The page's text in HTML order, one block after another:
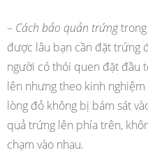
– Cách bảo quản trứngtrong
được lâu bạn cần đặt trứng
người có thói quen đặt đầu
lên nhưng theo kinh
lòng đỏ không bị bám sát
quả trứng lên phía trên,
chạm vào nhau.